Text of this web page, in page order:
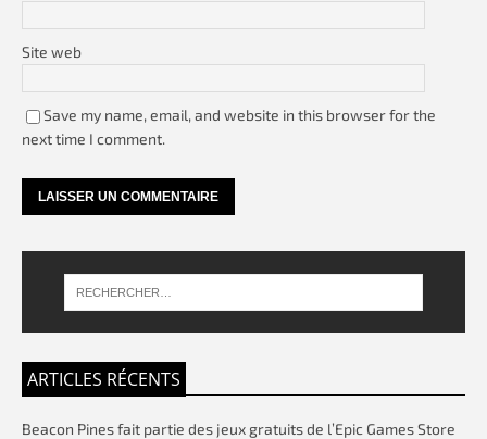
Site web
Save my name, email, and website in this browser for the
next time I comment.
ARTICLES RÉCENTS
Beacon Pines fait partie des jeux gratuits de l’Epic Games Store